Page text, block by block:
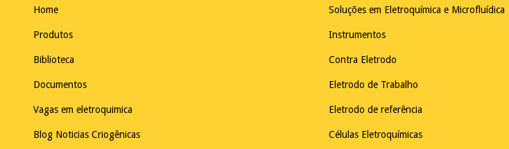
Home
Produtos
Biblioteca
Documentos
Vagas em eletroquimica
Blog Noticias Criogênicas
Soluções em Eletroquímica e Microfluídica
Instrumentos
Contra Eletrodo
Eletrodo de Trabalho
Eletrodo de referência
Células Eletroquímicas